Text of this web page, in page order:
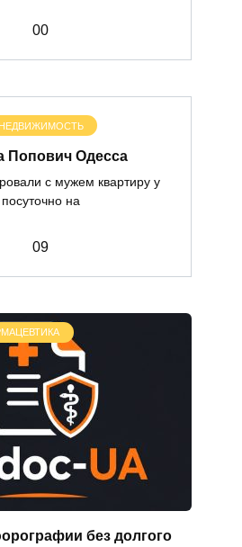
00
НЕДВИЖИМОСТЬ
Попович Одесса
с мужем квартиру у
посуточно на
09
без долгого